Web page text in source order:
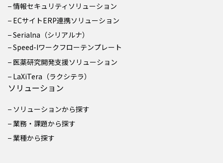
情報セキュリティソリューション
ECサイトERP連携ソリューション
Serialna（シリアルナ）
Speed-Iワークフローテンプレート
医薬研究開発支援ソリューション
LaXiTera（ラクシテラ）
ソリューション
ソリューションから探す
業務・課題から探す
業種から探す